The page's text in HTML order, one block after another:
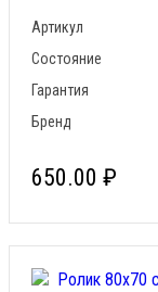
Артикул
Состояние
Гарантия
Бренд
650.00 ₽